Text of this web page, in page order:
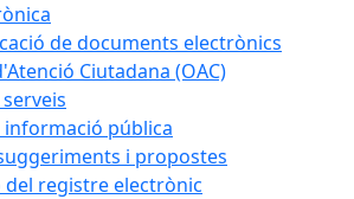
de documents electrònics
Ciutadana (OAC)
informació pública
i propostes
del registre electrònic